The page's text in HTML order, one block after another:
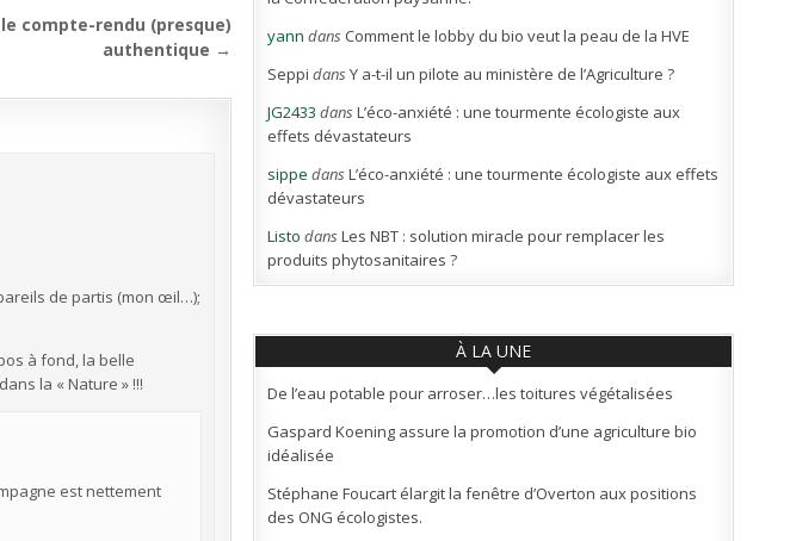
le compte-rendu (presque)
authentique →
de partis (mon œil…);
à fond, la belle
la « Nature » !!!
est nettement
yann dans Comment le lobby du bio veut la peau de la HVE
Seppi dansY a-t-il un pilote au ministère de l’Agriculture ?
JG2433 dansL’éco-anxiété : une tourmente écologiste aux
effets dévastateurs
sippe dansL’éco-anxiété : une tourmente écologiste aux effets
dévastateurs
Listo dansLes NBT : solution miracle pour remplacer les
produits phytosanitaires ?
À LA UNE
De l’eau potable pour arroser…les toitures végétalisées
Gaspard Koening assure la promotion d’une agriculture bio
idéalisée
Stéphane Foucart élargit la fenêtre d’Overton aux positions
des ONG écologistes.